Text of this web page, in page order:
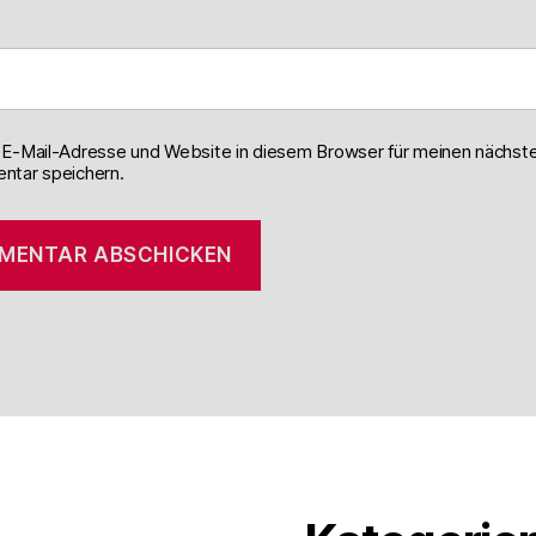
Mail-Adresse und Website in diesem Browser für meinen
speichern.